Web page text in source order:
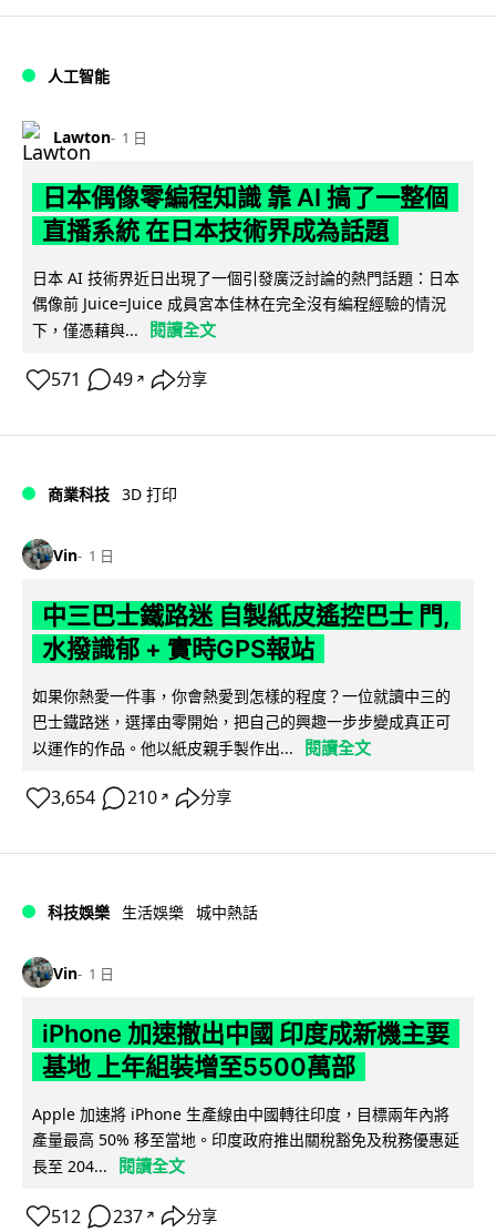
人工智能
Lawton 1 日
日本偶像零編程知識 靠 AI 搞了一整個
直播系統 在日本技術界成為話題
日本 AI 技術界近日出現了一個引發廣泛討論的熱門話題：日本
偶像前 Juice=Juice 成員宮本佳林在完全沒有編程經驗的情況
下，僅憑藉與...
閱讀全文
571 49 ↗ 分享
商業科技 3D 打印
Vin 1 日
中三巴士鐵路迷 自製紙皮遙控巴士 門,
水撥識郁 + 實時GPS報站
如果你熱愛一件事，你會熱愛到怎樣的程度？一位就讀中三的
巴士鐵路迷，選擇由零開始，把自己的興趣一步步變成真正可
以運作的作品。他以紙皮親手製作出...
閱讀全文
3,654 210 ↗ 分享
科技娛樂 生活娛樂 城中熱話
Vin 1 日
iPhone 加速撤出中國 印度成新機主要
基地 上年組裝增至5500萬部
Apple 加速將 iPhone 生產線由中國轉往印度，目標兩年內將
產量最高 50% 移至當地。印度政府推出關稅豁免及稅務優惠延
長至 204...
閱讀全文
512 237 ↗ 分享